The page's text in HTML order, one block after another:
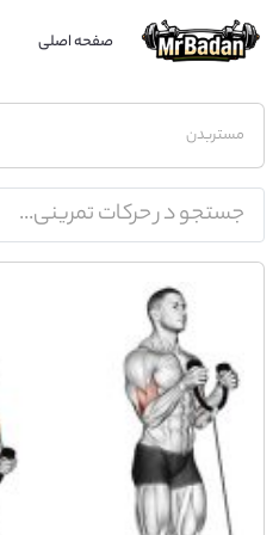
صفحه اصلی
مستربدن
جستجو در حرکات تمرینی...